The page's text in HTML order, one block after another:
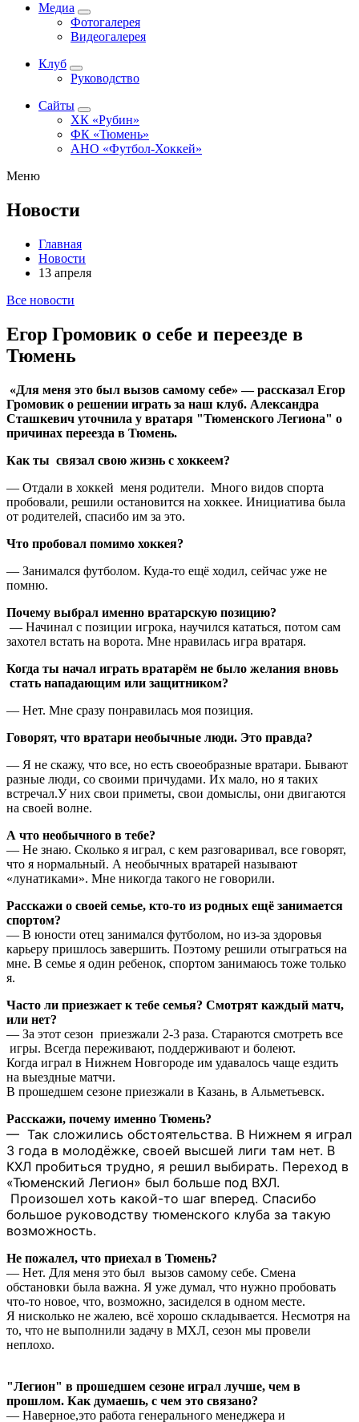
Медиа
Фотогалерея
Видеогалерея
Клуб
Руководство
Сайты
ХК «Рубин»
ФК «Тюмень»
АНО «Футбол-Хоккей»
Меню
Новости
Главная
Новости
13 апреля
Все новости
Егор Громовик о себе и переезде в
Тюмень
«Для меня это был вызов самому себе» — рассказал Егор
Громовик о решении играть за наш клуб. Александра
Сташкевич уточнила у вратаря "Тюменского Легиона" о
причинах переезда в Тюмень.
Как ты связал свою жизнь с хоккеем?
— Отдали в хоккей меня родители. Много видов спорта
пробовали, решили остановится на хоккее. Инициатива была
от родителей, спасибо им за это.
Что пробовал помимо хоккея?
— Занимался футболом. Куда-то ещё ходил, сейчас уже не
помню.
Почему выбрал именно вратарскую позицию?
— Начинал с позиции игрока, научился кататься, потом сам
захотел встать на ворота. Мне нравилась игра вратаря.
Когда ты начал играть вратарём не было желания вновь
стать нападающим или защитником?
— Нет. Мне сразу понравилась моя позиция.
Говорят, что вратари необычные люди. Это правда?
— Я не скажу, что все, но есть своеобразные вратари. Бывают
разные люди, со своими причудами. Их мало, но я таких
встречал.У них свои приметы, свои домыслы, они двигаются
на своей волне.
А что необычного в тебе?
— Не знаю. Сколько я играл, с кем разговаривал, все говорят,
что я нормальный. А необычных вратарей называют
«лунатиками». Мне никогда такого не говорили.
Расскажи о своей семье, кто-то из родных ещё занимается
спортом?
— В юности отец занимался футболом, но из-за здоровья
карьеру пришлось завершить. Поэтому решили отыграться на
мне. В семье я один ребенок, спортом занимаюсь тоже только
я.
Часто ли приезжает к тебе семья? Смотрят каждый матч,
или нет?
— За этот сезон приезжали 2-3 раза. Стараются смотреть все
игры. Всегда переживают, поддерживают и болеют.
Когда играл в Нижнем Новгороде им удавалось чаще ездить
на выездные матчи.
В прошедшем сезоне приезжали в Казань, в Альметьевск.
Расскажи, почему именно Тюмень?
— Так сложились обстоятельства. В Нижнем я играл
3 года в молодёжке, своей высшей лиги там нет. В
КХЛ пробиться трудно, я решил выбирать. Переход в
«Тюменский Легион» был больше под ВХЛ.
Произошел хоть какой-то шаг вперед. Спасибо
большое руководству тюменского клуба за такую
возможность.
Не пожалел, что приехал в Тюмень?
— Нет. Для меня это был вызов самому себе. Смена
обстановки была важна. Я уже думал, что нужно пробовать
что-то новое, что, возможно, засиделся в одном месте.
Я нисколько не жалею, всё хорошо складывается. Несмотря на
то, что не выполнили задачу в МХЛ, сезон мы провели
неплохо.
"Легион" в прошедшем сезоне играл лучше, чем в
прошлом. Как думаешь, с чем это связано?
— Наверное,это работа генерального менеджера и